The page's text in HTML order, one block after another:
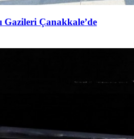
Gazileri Çanakkale’de